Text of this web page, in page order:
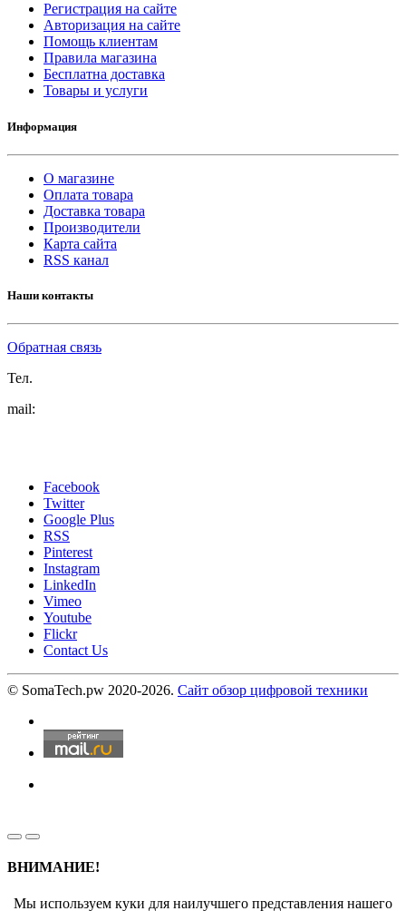
Регистрация на сайте
Авторизация на сайте
Помощь клиентам
Правила магазина
Бесплатна доставка
Товары и услуги
Информация
О магазине
Оплата товара
Доставка товара
Производители
Карта сайта
RSS канал
Наши контакты
Обратная связь
Тел.
mail:
Facebook
Twitter
Google Plus
RSS
Pinterest
Instagram
LinkedIn
Vimeo
Youtube
Flickr
Contact Us
© SomaTech.pw 2020-2026. Сайт обзор цифровой техники
ВНИМАНИЕ!
Мы используем куки для наилучшего представления нашего